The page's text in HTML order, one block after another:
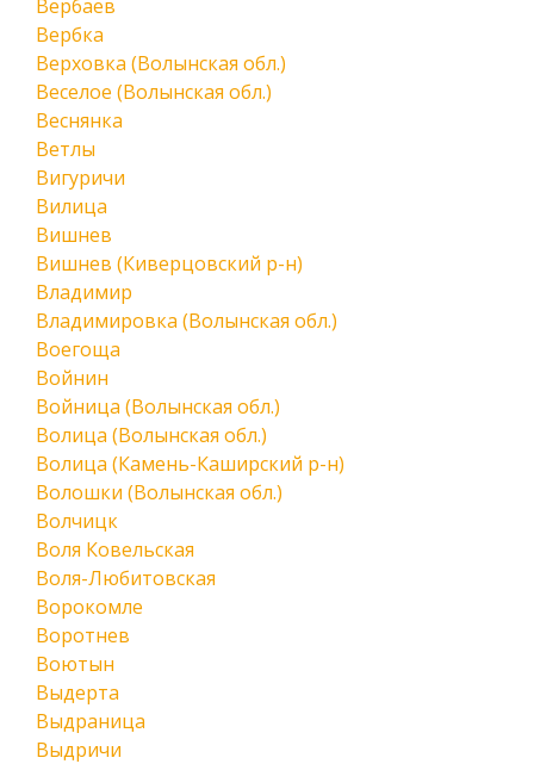
Вербаев
Вербка
Верховка (Волынская обл.)
Веселое (Волынская обл.)
Веснянка
Ветлы
Вигуричи
Вилица
Вишнев
Вишнев (Киверцовский р-н)
Владимир
Владимировка (Волынская обл.)
Воегоща
Войнин
Войница (Волынская обл.)
Волица (Волынская обл.)
Волица (Камень-Каширский р-н)
Волошки (Волынская обл.)
Волчицк
Воля Ковельская
Воля-Любитовская
Ворокомле
Воротнев
Воютын
Выдерта
Выдраница
Выдричи